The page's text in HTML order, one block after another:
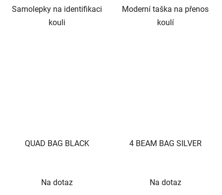
Samolepky na identifikaci
kouli
Moderní taška na přenos
koulí
QUAD BAG BLACK
Na dotaz
4 BEAM BAG SILVER
Na dotaz